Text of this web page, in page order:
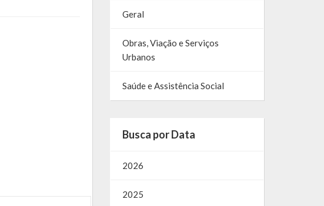
Geral
Obras, Viação e Serviços
Urbanos
Saúde e Assistência Social
Busca por Data
2026
2025